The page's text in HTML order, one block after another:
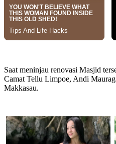
Saat meninjau renovasi Masjid
Camat Tellu Limpoe, Andi
Makkasau.